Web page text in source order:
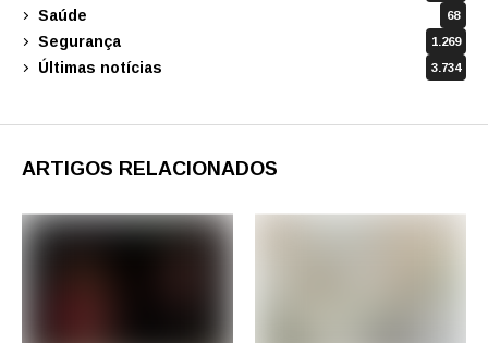
Saúde 68
Segurança 1.269
Últimas notícias 3.734
ARTIGOS RELACIONADOS